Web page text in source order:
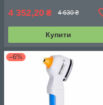
4 352,20 ₴ 4 630 ₴
Купити
–6%